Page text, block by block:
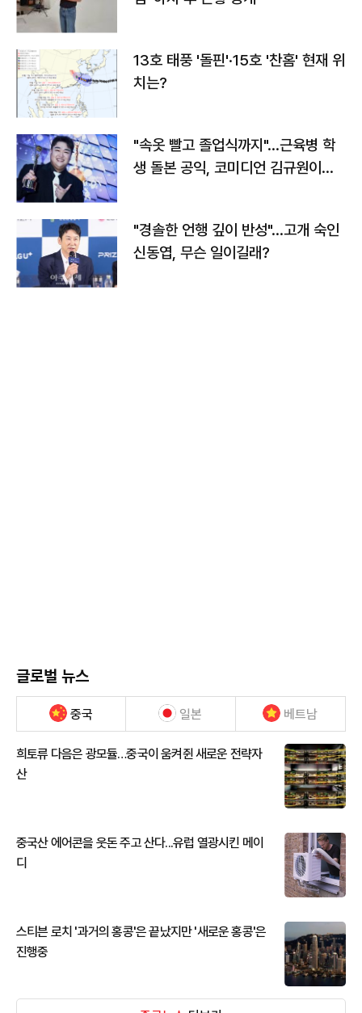
13호 태풍 '돌핀'·15호 '찬홈' 현재 위
치는?
"속옷 빨고 졸업식까지"…근육병 학
생 돌본 공익, 코미디언 김규원이었
"경솔한 언행 깊이 반성"…고개 숙인
신동엽, 무슨 일이길래?
글로벌 뉴스
중국 일본 베트남
희토류 다음은 광모듈…중국이 움켜쥔 새로운 전략자
산
중국산 에어콘을 웃돈 주고 산다...유럽 열광시킨 메이
디
스티븐 로치 '과거의 홍콩'은 끝났지만 '새로운 홍콩'은
진행중